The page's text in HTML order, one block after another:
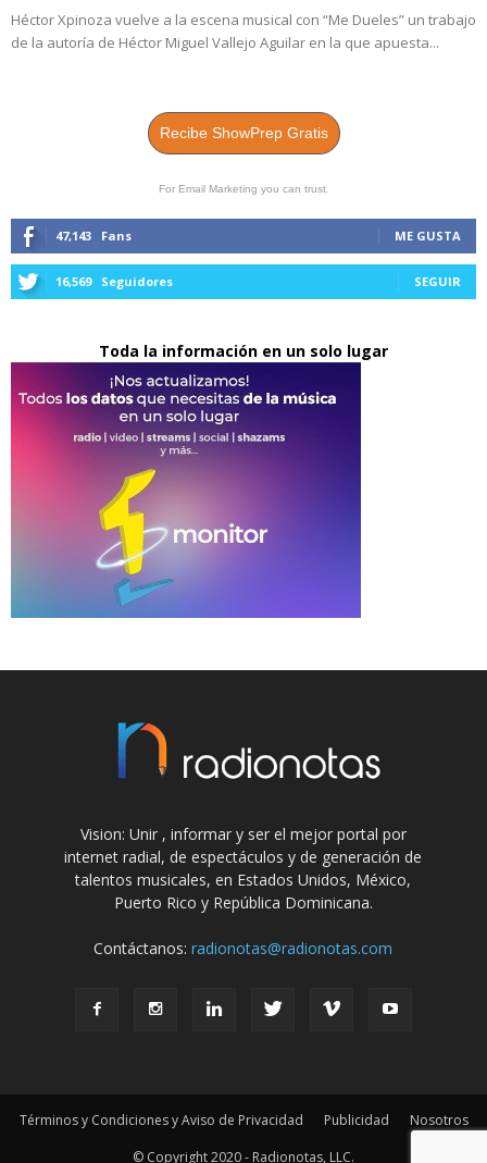
Héctor Xpinoza vuelve a la escena musical con “Me Dueles” un trabajo
de la autoría de Héctor Miguel Vallejo Aguilar en la que apuesta...
Recibe ShowPrep Gratis
For Email Marketing you can trust.
47,143 Fans ME GUSTA
16,569 Seguidores SEGUIR
Toda la información en un solo lugar
Vision: Unir , informar y ser el mejor portal por
internet radial, de espectáculos y de generación de
talentos musicales, en Estados Unidos, México,
Puerto Rico y República Dominicana.
Contáctanos:radionotas@radionotas.com
Términos y Condiciones y Aviso de Privacidad Publicidad
Nosotros
© Copyright 2020 - Radionotas, LLC.